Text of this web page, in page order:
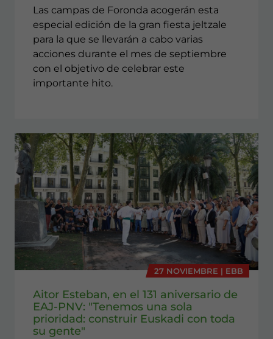
Las campas de Foronda acogerán esta
especial edición de la gran fiesta jeltzale
para la que se llevarán a cabo varias
acciones durante el mes de septiembre
con el objetivo de celebrar este
importante hito.
27 NOVIEMBRE | EBB
Aitor Esteban, en el 131 aniversario de
EAJ-PNV: "Tenemos una sola
prioridad: construir Euskadi con toda
su gente"